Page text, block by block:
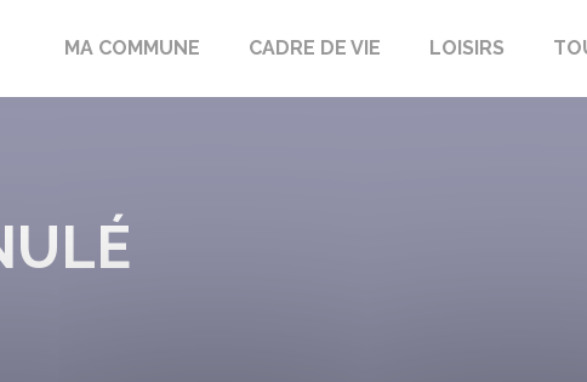
Chambon-la-Fôret
MA COMMUNE CADRE DE VIE LOISIRS